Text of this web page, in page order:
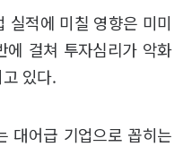
실적에 미칠 영향은 미미
에 걸쳐 투자심리가 악화
있다.
대어급 기업으로 꼽히는